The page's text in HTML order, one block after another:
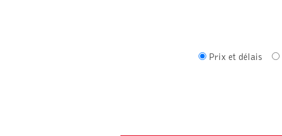
Prix et délais